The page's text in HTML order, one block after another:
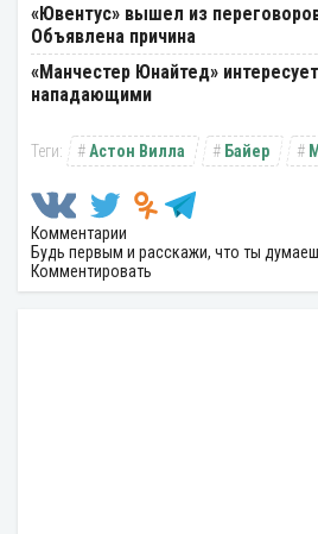
«Ювентус» вышел из
Объявлена причина
«Манчестер Юнайтед»
нападающими
Астон Вилла Байер
Комментарии
Будь первым и расскажи, что ты
Комментировать